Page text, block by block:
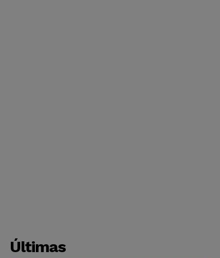
Últimas